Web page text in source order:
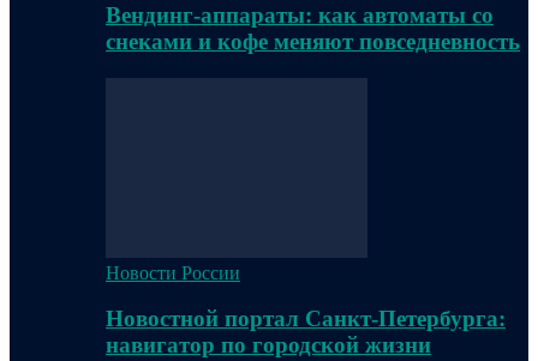
Вендинг-аппараты: как автоматы со
снеками и кофе меняют повседневность
Новости России
Новостной портал Санкт-Петербурга:
навигатор по городской жизни